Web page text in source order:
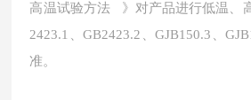
高温试验方法 》对产品进行低温、
2423.1、GB2423.2、GJB150.3、
准。